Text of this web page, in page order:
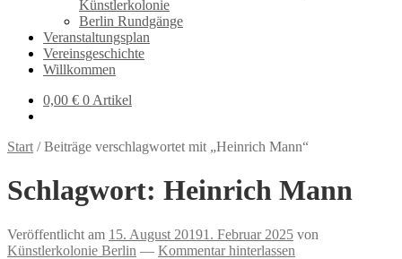
Künstlerkolonie
Berlin Rundgänge
Veranstaltungsplan
Vereinsgeschichte
Willkommen
0,00 € 0 Artikel
Start /Beiträge verschlagwortet mit „Heinrich Mann“
Schlagwort: Heinrich Mann
Veröffentlicht am 15. August 20191. Februar 2025 von
Künstlerkolonie Berlin — Kommentar hinterlassen